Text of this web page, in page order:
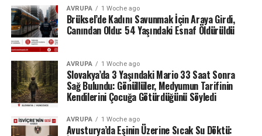
Tazminat ve temas yasağı takip edilecek
Yargılamanın geçici olarak durdurulması, sürecin
tamamen kapandığı anlamına gelmiyor. Denetimli
serbestlik birimi, sanığın taahhüt ettiği tazminatı ödeyip
ödemediğini kontrol edecek.
mahkemeye bildirildi. Bu nedenle 31 yaşındaki erkeğin
AVRUPA 1 Woche ago
Brüksel’de Kadını Savunmak İçin Araya Girdi,
Canından Oldu: 54 Yaşındaki Esnaf Öldürüldü
AVRUPA 1 Woche ago
Slovakya’da 3 Yaşındaki Mario 33 Saat Sonra
Sağ Bulundu: Gönüllüler, Medyumun Tarifinin
Kendilerini Çocuğa Götürdüğünü Söyledi
AVRUPA 1 Woche ago
Avusturya’da Eşinin Üzerine Sıcak Su Döktü: